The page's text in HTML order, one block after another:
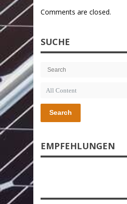
Comments are closed.
SUCHE
Search
EMPFEHLUNGEN